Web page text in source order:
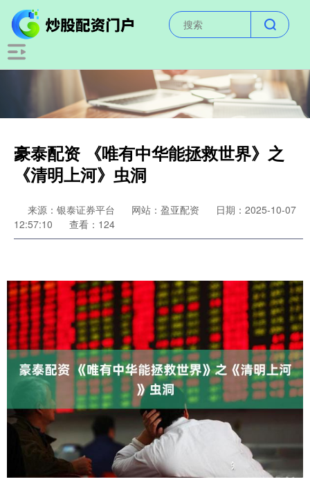
豪泰配资 《唯有中华能拯救世界》之
《清明上河》虫洞
来源：银泰证券平台 网站：盈亚配资
日期：2025-10-07
12:57:10
查看：124